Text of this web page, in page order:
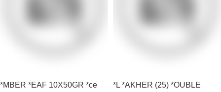
*MBER *EAF 10X50GR *ce
*L *AKHER (25) *OUBLE